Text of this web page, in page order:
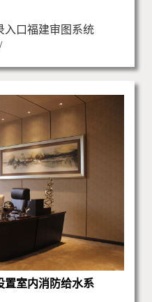
入口福建审图系统
置室内消防给水系